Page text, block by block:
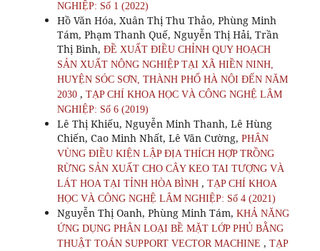
NGHIỆP: Số 1 (2022)
Hồ Văn Hóa, Xuân Thị Thu Thảo, Phùng Minh
Tám, Phạm Thanh Quế, Nguyễn Thị Hải, Trần
Thị Bình, ĐỀ XUẤT ĐIỀU CHỈNH QUY HOẠCH
SẢN XUẤT NÔNG NGHIỆP TẠI XÃ HIỀN NINH,
HUYỆN SÓC SƠN, THÀNH PHỐ HÀ NỘI ĐẾN NĂM
2030 , TẠP CHÍ KHOA HỌC VÀ CÔNG NGHỆ LÂM
NGHIỆP: Số 6 (2019)
Lê Thị Khiếu, Nguyễn Minh Thanh, Lê Hùng
Chiến, Cao Minh Nhất, Lê Văn Cường, PHÂN
VÙNG ĐIỀU KIỆN LẬP ĐỊA THÍCH HỢP TRỒNG
RỪNG SẢN XUẤT CHO CÂY KEO TAI TƯỢNG VÀ
LÁT HOA TẠI TỈNH HÒA BÌNH , TẠP CHÍ KHOA
HỌC VÀ CÔNG NGHỆ LÂM NGHIỆP: Số 4 (2021)
Nguyễn Thị Oanh, Phùng Minh Tám, KHẢ NĂNG
ỨNG DỤNG PHÂN LOẠI BỀ MẶT LỚP PHỦ BẰNG
THUẬT TOÁN SUPPORT VECTOR MACHINE , TẠP